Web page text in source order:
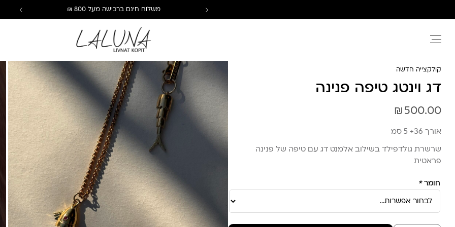
משלוח חינם ברכישה מעל 800 ₪
קולקצייה חדשה
דג וינטג טיפה פנינה
₪ 500.00
אורך 36+ 5 סמ
שרשרת גולדפילד בשילוב אלמנט דג עם טיפה של פנינה
פראטית
חומר*